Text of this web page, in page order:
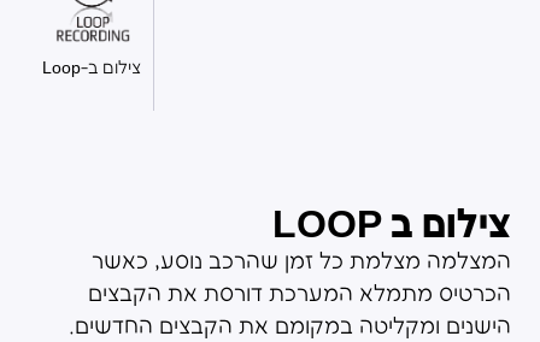
צילום ב-Loop
צילום ב LOOP
המצלמה מצלמת כל זמן שהרכב נוסע, כאשר
הכרטיס מתמלא המערכת דורסת את הקבצים
הישנים ומקליטה במקומם את הקבצים החדשים.